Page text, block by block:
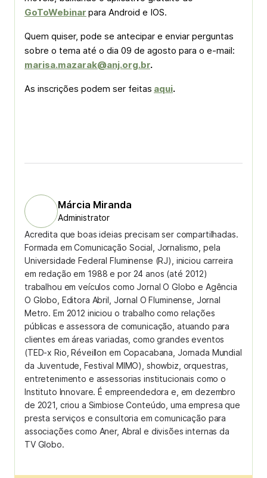
GoToWebinar para Android e IOS.
Quem quiser, pode se antecipar e enviar perguntas
sobre o tema até o dia 09 de agosto para o e-mail:
marisa.mazarak@anj.org.br.
As inscrições podem ser feitas aqui.
Márcia Miranda
Administrator
Acredita que boas ideias precisam ser compartilhadas.
Formada em Comunicação Social, Jornalismo, pela
Universidade Federal Fluminense (RJ), iniciou carreira
em redação em 1988 e por 24 anos (até 2012)
trabalhou em veículos como Jornal O Globo e Agência
O Globo, Editora Abril, Jornal O Fluminense, Jornal
Metro. Em 2012 iniciou o trabalho como relações
públicas e assessora de comunicação, atuando para
clientes em áreas variadas, como grandes eventos
(TED-x Rio, Réveillon em Copacabana, Jornada Mundial
da Juventude, Festival MIMO), showbiz, orquestras,
entretenimento e assessorias institucionais como o
Instituto Innovare. É empreendedora e, em dezembro
de 2021, criou a Simbiose Conteúdo, uma empresa que
presta serviços e consultoria em comunicação para
associações como Aner, Abral e divisões internas da
TV Globo.